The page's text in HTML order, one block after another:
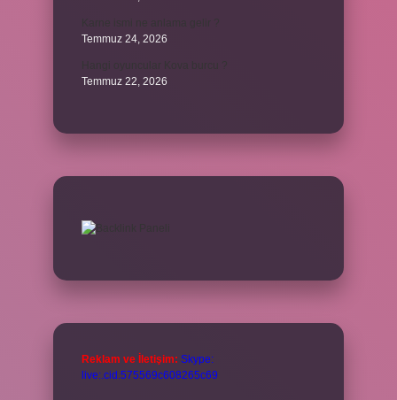
Temmuz 24, 2026
Temmuz 22, 2026
Reklam ve İletişim: Skype:
live:.cid.575569c608265c69